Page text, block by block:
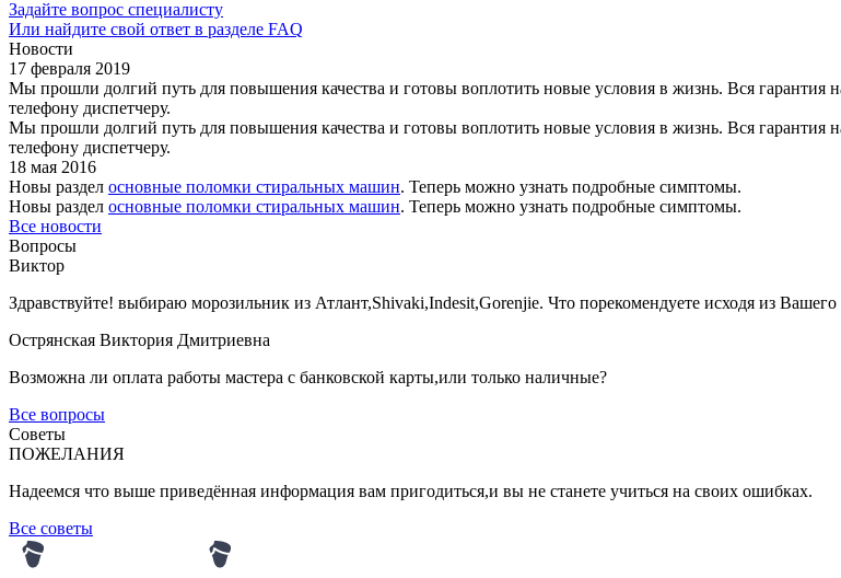
Задайте вопрос специалисту
Или найдите свой ответ в разделе FAQ
Новости
17 февраля 2019
Мы прошли долгий путь для повышения качества и готовы воплотить новые условия в жизнь. Вся гарантия
телефону диспетчеру.
Мы прошли долгий путь для повышения качества и готовы воплотить новые условия в жизнь. Вся гарантия
телефону диспетчеру.
18 мая 2016
Новы раздел основные поломки стиральных машин. Теперь можно узнать подробные симптомы.
Новы раздел основные поломки стиральных машин. Теперь можно узнать подробные симптомы.
Все новости
Вопросы
Виктор
Здравствуйте! выбираю морозильник из Атлант,Shivaki,Indesit,Gorenjie. Что порекомендуете иcходя из
Острянская Виктория Дмитриевна
Возможна ли оплата работы мастера с банковской карты,или только наличные?
Все вопросы
Советы
ПОЖЕЛАНИЯ
Надеемся что выше приведённая информация вам пригодиться,и вы не станете учиться на своих ошибках.
Все советы